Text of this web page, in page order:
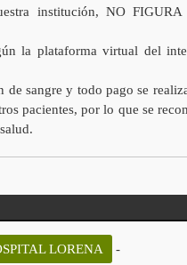
institución, NO
la plataforma virtual del
sangre y todo pago se
pacientes, por lo que se
LORENA -